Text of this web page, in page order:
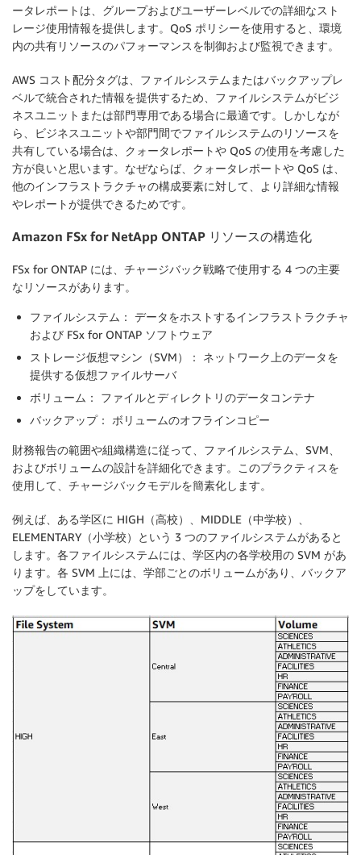
ータレポートは、グループおよびユーザーレベルでの詳細なスト
レージ使用情報を提供します。QoS ポリシーを使用すると、環境
内の共有リソースのパフォーマンスを制御および監視できます。
AWS コスト配分タグは、ファイルシステムまたはバックアップレ
ベルで統合された情報を提供するため、ファイルシステムがビジ
ネスユニットまたは部門専用である場合に最適です。しかしなが
ら、ビジネスユニットや部門間でファイルシステムのリソースを
共有している場合は、クォータレポートや QoS の使用を考慮した
方が良いと思います。なぜならば、クォータレポートや QoS は、
他のインフラストラクチャの構成要素に対して、より詳細な情報
やレポートが提供できるためです。
Amazon FSx for NetApp ONTAP リソースの構造化
FSx for ONTAP には、チャージバック戦略で使用する 4 つの主要
なリソースがあります。
ファイルシステム： データをホストするインフラストラクチャ
および FSx for ONTAP ソフトウェア
ストレージ仮想マシン（SVM）： ネットワーク上のデータを
提供する仮想ファイルサーバ
ボリューム： ファイルとディレクトリのデータコンテナ
バックアップ： ボリュームのオフラインコピー
財務報告の範囲や組織構造に従って、ファイルシステム、SVM、
およびボリュームの設計を詳細化できます。このプラクティスを
使用して、チャージバックモデルを簡素化します。
例えば、ある学区に HIGH（高校）、MIDDLE（中学校）、
ELEMENTARY（小学校）という 3 つのファイルシステムがあると
します。各ファイルシステムには、学区内の各学校用の SVM があ
ります。各 SVM 上には、学部ごとのボリュームがあり、バックア
ップをしています。